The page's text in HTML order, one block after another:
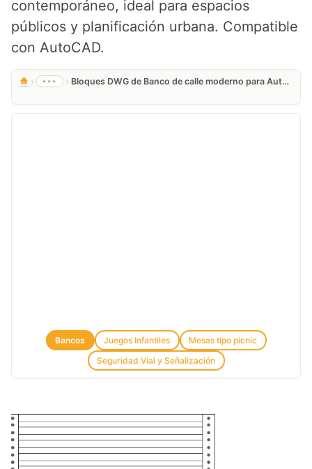
contemporáneo, ideal para espacios
públicos y planificación urbana. Compatible
con AutoCAD.
› ••• › Bloques DWG de Banco de calle moderno para AutoCAD
Bancos Juegos Infantiles
Mesas tipo picnic
Seguridad Vial y Señalización